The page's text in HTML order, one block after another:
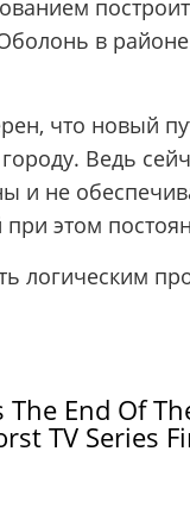
в
что новый
Ведь
и не
этом
логическим
The End Of
TV Series